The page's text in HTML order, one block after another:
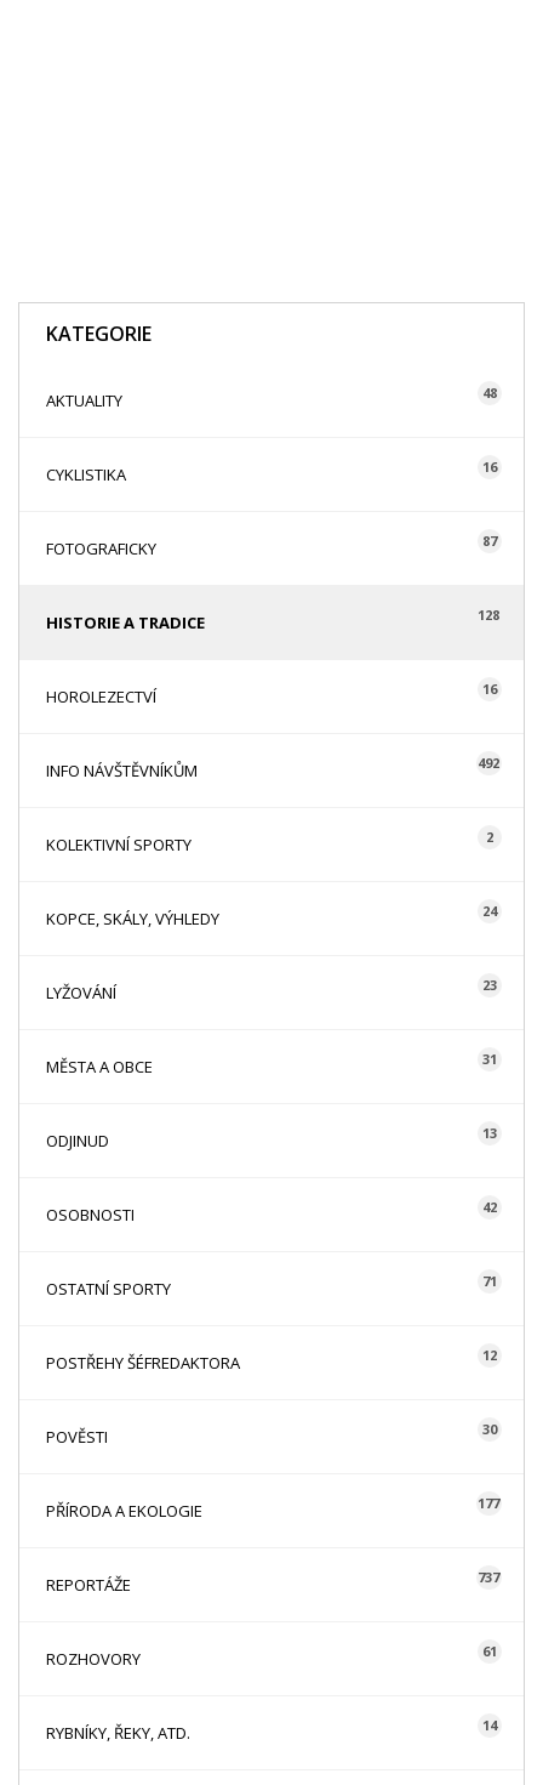
KATEGORIE
AKTUALITY 48
CYKLISTIKA 16
FOTOGRAFICKY 87
HISTORIE A TRADICE 128
HOROLEZECTVÍ 16
INFO NÁVŠTĚVNÍKŮM 492
KOLEKTIVNÍ SPORTY 2
KOPCE, SKÁLY, VÝHLEDY 24
LYŽOVÁNÍ 23
MĚSTA A OBCE 31
ODJINUD 13
OSOBNOSTI 42
OSTATNÍ SPORTY 71
POSTŘEHY ŠÉFREDAKTORA 12
POVĚSTI 30
PŘÍRODA A EKOLOGIE 177
REPORTÁŽE 737
ROZHOVORY 61
RYBNÍKY, ŘEKY, ATD. 14